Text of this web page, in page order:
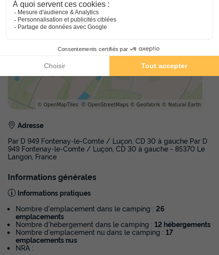
Adresse
Par D 949 Fontenay-le-Comte / Luçon, CD 30 à gauche Par D
949 Fontenay-le-Comte / Luçon, CD 30 à gauche - 85370 Le
Langon, France
Informations générales
Informations pratiques
Nombre d'emplacement dans le camping : 26
emplacements
Nombre d'hébergement dans le camping : 12 hébergements
Nombre d'emplacement nu dans le camping : 17
emplacements nus
NRA :